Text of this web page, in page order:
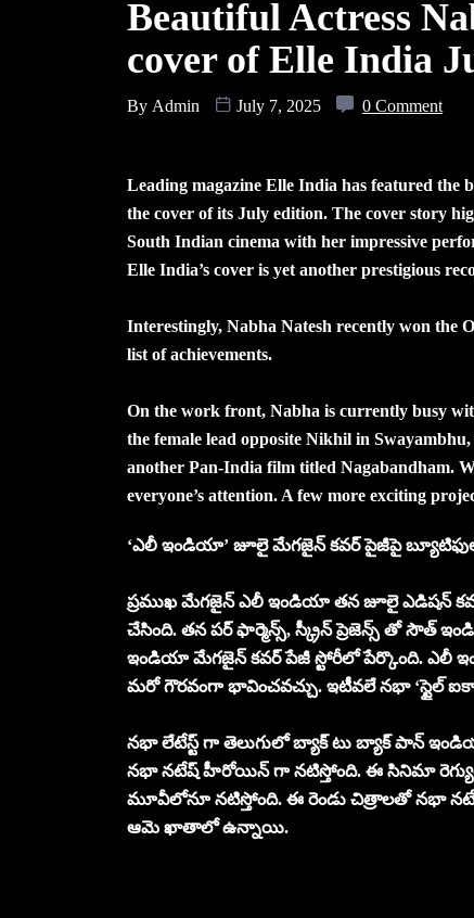
Beautiful Actress
cover of Elle India
By Admin July 7, 2025 0 Comment
Leading magazine Elle India has featured the
the cover of its July edition. The cover story
South Indian cinema with her impressive
Elle India’s cover is yet another prestigious
Interestingly, Nabha Natesh recently won the
list of achievements.
On the work front, Nabha is currently busy
the female lead opposite Nikhil in
another Pan-India film titled Nagabandham.
everyone’s attention. A few more exciting
‘ఎలీ ఇండియా’ జూలై మేగజైన్ కవర్ పైజీపై
ప్రముఖ మేగజైన్ ఎలీ ఇండియా తన జూలై ఎడిషన్
చేసింది. తన పర్ ఫార్మెన్స్, స్క్రీన్ ప్రెజెన్స్ తో సౌత్
ఇండియా మేగజైన్ కవర్ పేజీ స్టోరీలో పేర్కొంది. ఎలీ
మరో గౌరవంగా భావించవచ్చు. ఇటీవలే నభా ‘స్టైల్
నభా లేటేస్ట్ గా తెలుగులో బ్యాక్ టు బ్యాక్ పాన్
నభా నటేష్ హీరోయిన్ గా నటిస్తోంది. ఈ సినిమా
మూవీలోనూ నటిస్తోంది. ఈ రెండు చిత్రాలతో నభా నటేష్
ఆమె ఖాతాలో ఉన్నాయి.